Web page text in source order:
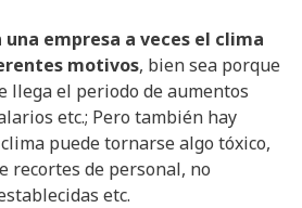
una empresa a veces el clima
motivos, bien sea porque
llega el periodo de aumentos
etc.; Pero también hay
puede tornarse algo tóxico,
recortes de personal, no
etc.